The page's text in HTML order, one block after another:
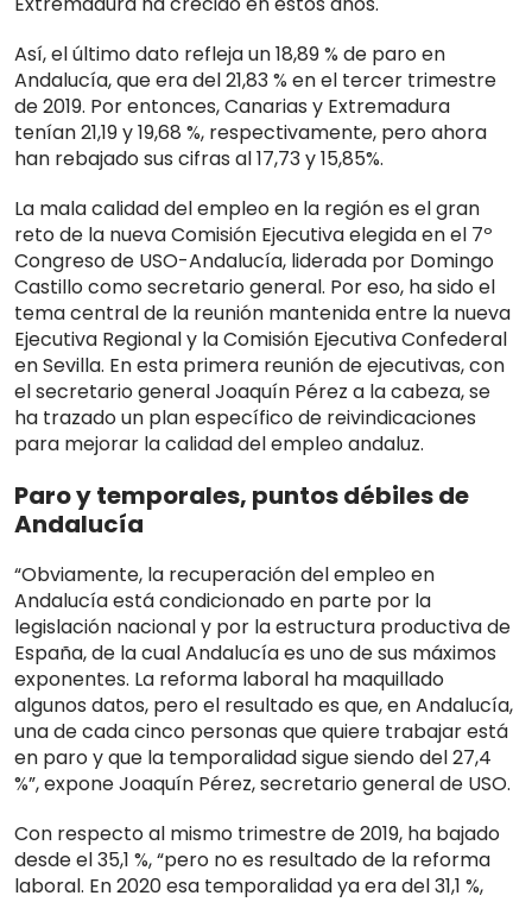
Así, el último dato refleja un 18,89 % de paro en
Andalucía, que era del 21,83 % en el tercer trimestre
de 2019. Por entonces, Canarias y Extremadura
tenían 21,19 y 19,68 %, respectivamente, pero ahora
han rebajado sus cifras al 17,73 y 15,85%.
La mala calidad del empleo en la región es el gran
reto de la nueva Comisión Ejecutiva elegida en el 7º
Congreso de USO-Andalucía, liderada por Domingo
Castillo como secretario general. Por eso, ha sido el
tema central de la reunión mantenida entre la nueva
Ejecutiva Regional y la Comisión Ejecutiva Confederal
en Sevilla. En esta primera reunión de ejecutivas, con
el secretario general Joaquín Pérez a la cabeza, se
ha trazado un plan específico de reivindicaciones
para mejorar la calidad del empleo andaluz.
Paro y temporales, puntos débiles de
Andalucía
“Obviamente, la recuperación del empleo en
Andalucía está condicionado en parte por la
legislación nacional y por la estructura productiva de
España, de la cual Andalucía es uno de sus máximos
exponentes. La reforma laboral ha maquillado
algunos datos, pero el resultado es que, en Andalucía,
una de cada cinco personas que quiere trabajar está
en paro y que la temporalidad sigue siendo del 27,4
%”, expone Joaquín Pérez, secretario general de USO.
Con respecto al mismo trimestre de 2019, ha bajado
desde el 35,1 %, “pero no es resultado de la reforma
laboral. En 2020 esa temporalidad ya era del 31,1 %,